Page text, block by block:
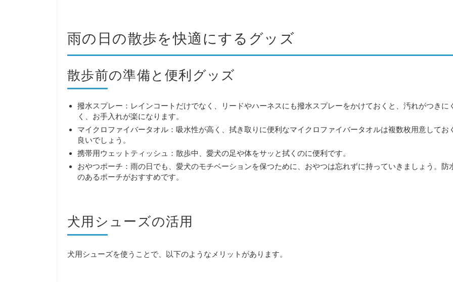
雨の日の散歩を快適にするグッズ
散歩前の準備と便利グッズ
撥水スプレー：レインコートだけでなく、リードやハーネスにも撥水スプレーをかけておくと、汚れがつきに
く、お手入れが楽になります。
マイクロファイバータオル：吸水性が高く、拭き取りに便利なマイクロファイバータオルは複数枚用意してお
良いでしょう。
携帯用ウェットティッシュ：散歩中、愛犬の足や体をサッと拭くのに便利です。
おやつポーチ：雨の日でも、愛犬のモチベーションを保つために、おやつは忘れずに持っていきましょう。防
のあるポーチがおすすめです。
犬用シューズの活用
犬用シューズを使うことで、以下のようなメリットがあります。